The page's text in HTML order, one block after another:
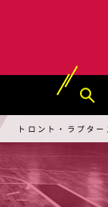
トロント・ラプター